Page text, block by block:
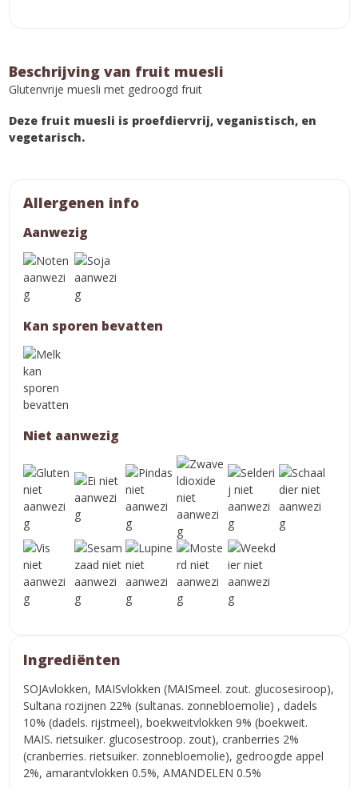
Beschrijving van fruit muesli
Glutenvrije muesli met gedroogd fruit
Deze fruit muesli is proefdiervrij, veganistisch, en
vegetarisch.
Allergenen info
Aanwezig
Kan sporen bevatten
Niet aanwezig
Ingrediënten
SOJAvlokken, MAISvlokken (MAISmeel. zout. glucosesiroop),
Sultana rozijnen 22% (sultanas. zonnebloemolie) , dadels
10% (dadels. rijstmeel), boekweitvlokken 9% (boekweit.
MAIS. rietsuiker. glucosestroop. zout), cranberries 2%
(cranberries. rietsuiker. zonnebloemolie), gedroogde appel
2%, amarantvlokken 0.5%, AMANDELEN 0.5%